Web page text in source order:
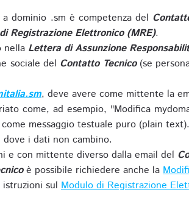
dominio .sm è competenza del
Registrazione Elettronico (MRE).
nella Lettera di Assunzione
sociale del Contatto Tecnico(se
, deve avere come mittente la
come, ad esempio, "Modifica
messaggio testuale puro (plain text).
i dati non cambino.
e con mittente diverso dalla email del
è possibile richiedere anche la
sul Modulo di Registrazione